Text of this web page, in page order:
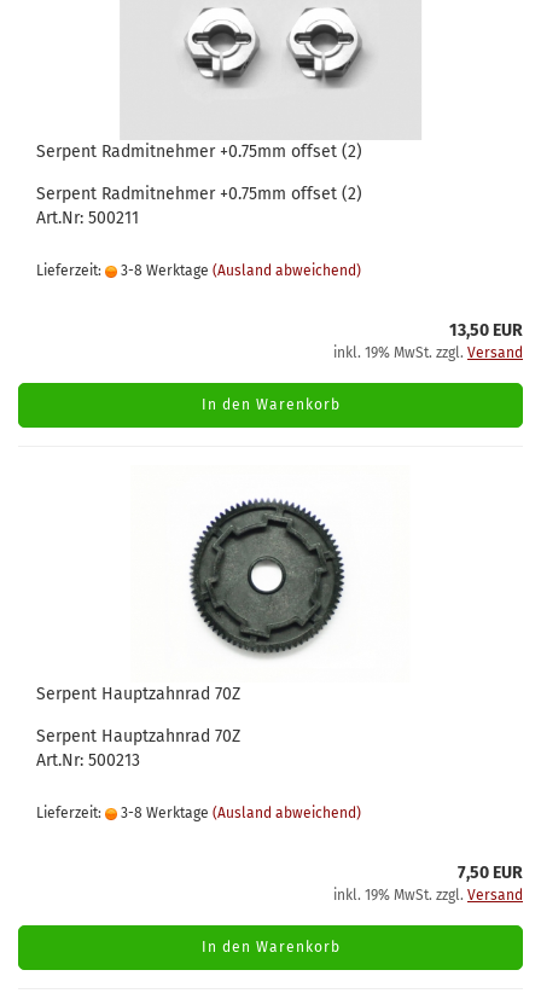
Serpent Radmitnehmer +0.75mm offset (2)
Serpent Radmitnehmer +0.75mm offset (2)
Art.Nr: 500211
Lieferzeit: 3-8 Werktage (Ausland abweichend)
13,50 EUR
inkl. 19% MwSt. zzgl. Versand
In den Warenkorb
Serpent Hauptzahnrad 70Z
Serpent Hauptzahnrad 70Z
Art.Nr: 500213
Lieferzeit: 3-8 Werktage (Ausland abweichend)
7,50 EUR
inkl. 19% MwSt. zzgl. Versand
In den Warenkorb